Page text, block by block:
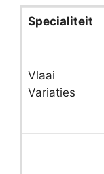
Specialiteit
Vlaai
Variaties